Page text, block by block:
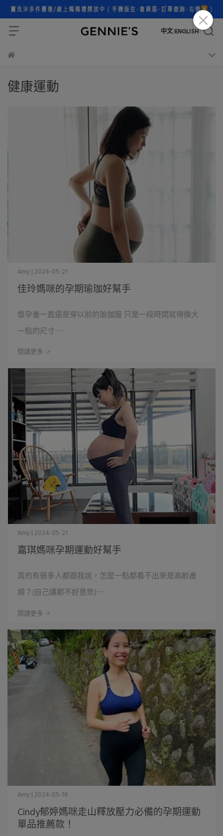
中文|ENGLISH
健康運動
佳玲媽咪的孕期瑜珈好幫手
Amy | 2024-05-21
懷孕後一直還是穿以前的瑜伽服 只是一段時間就得換大
一點的尺寸 ⋯
閱讀更多 ->
嘉琪媽咪孕期運動好幫手
Amy | 2024-05-21
真的有很多人都跟我說，怎麼一點都看不出來是高齡產
婦？(自己講都不好意思)⋯
閱讀更多 ->
Cindy郁婷媽咪走山釋放壓力必備的孕期運動
單品推薦款！
Amy | 2024-05-16